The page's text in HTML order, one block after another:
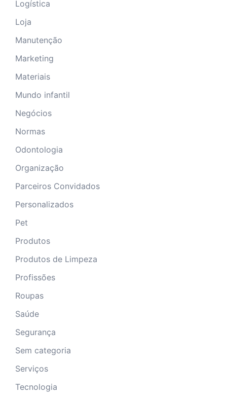
Logística
Loja
Manutenção
Marketing
Materiais
Mundo infantil
Negócios
Normas
Odontologia
Organização
Parceiros Convidados
Personalizados
Pet
Produtos
Produtos de Limpeza
Profissões
Roupas
Saúde
Segurança
Sem categoria
Serviços
Tecnologia